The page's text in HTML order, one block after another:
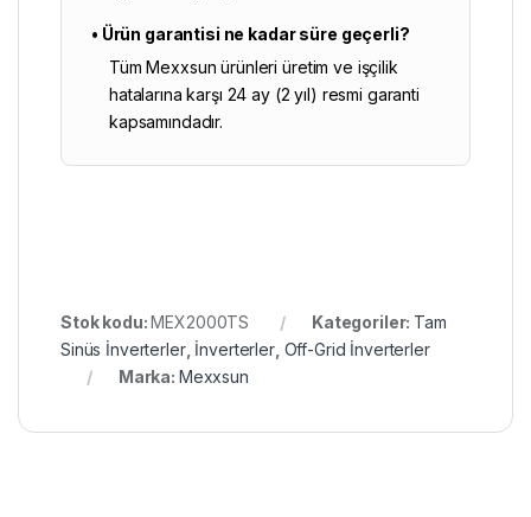
• Ürün garantisi ne kadar süre geçerli?
Tüm Mexxsun ürünleri üretim ve işçilik
hatalarına karşı 24 ay (2 yıl) resmi garanti
kapsamındadır.
Stok kodu:MEX2000TS Kategoriler: Tam
Sinüs İnverterler, İnverterler, Off-Grid İnverterler
Marka: Mexxsun